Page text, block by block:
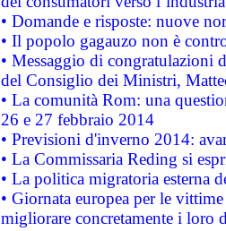
• Domande e risposte: nuove
• Il popolo gagauzo non è
• Messaggio di congratulazioni
del Consiglio dei Ministri,
• La comunità Rom: una
26 e 27 febbraio 2014
• Previsioni d'inverno 2014:
• La Commissaria Reding si
• La politica migratoria esterna
• Giornata europea per le
migliorare concretamente i loro